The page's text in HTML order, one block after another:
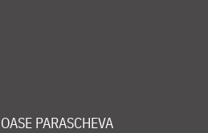
PARASCHEVA